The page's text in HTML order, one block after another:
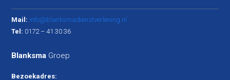
Mail: info@blanksmadienstverlening.nl
Tel: 0172 – 41 30 36
Blanksma Groep
Bezoekadres: